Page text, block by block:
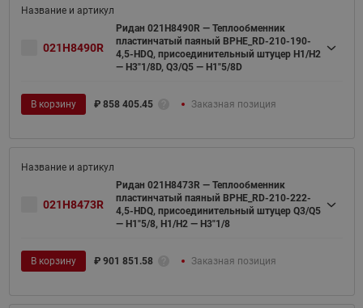
021H8490R
Ридан 021H8490R — Теплообменник
пластинчатый паяный BPHE_RD-210-190-
4,5-HDQ, присоединительный штуцер H1/H2
— H3"1/8D, Q3/Q5 — H1"5/8D
В корзину ₽ 858 405.45 Заказная позиция
021H8473R
Ридан 021H8473R — Теплообменник
пластинчатый паяный BPHE_RD-210-222-
4,5-HDQ, присоединительный штуцер Q3/Q5
— H1"5/8, H1/H2 — H3"1/8
В корзину ₽ 901 851.58 Заказная позиция